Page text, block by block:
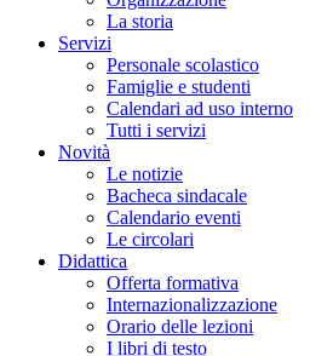
La storia
Servizi
Personale scolastico
Famiglie e studenti
Calendari ad uso interno
Tutti i servizi
Novità
Le notizie
Bacheca sindacale
Calendario eventi
Le circolari
Didattica
Offerta formativa
Internazionalizzazione
Orario delle lezioni
I libri di testo